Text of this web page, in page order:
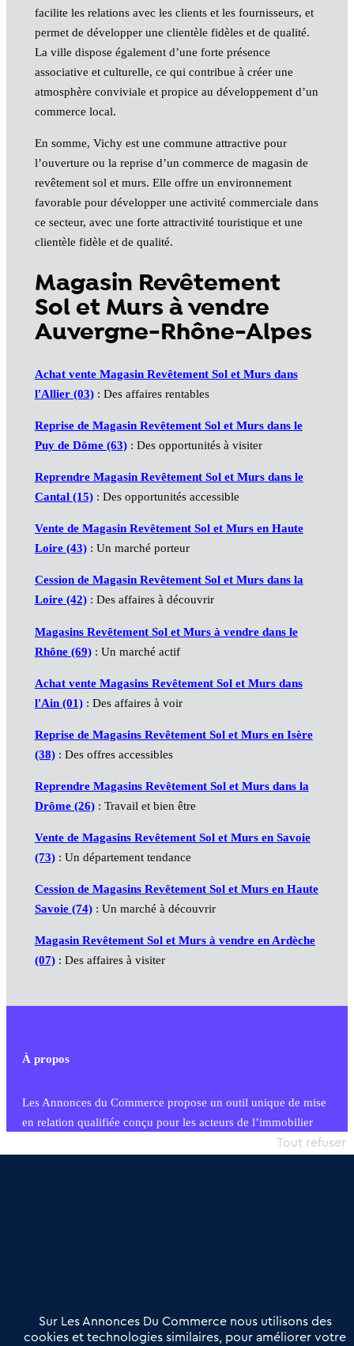
facilite les relations avec les clients et les fournisseurs, et
permet de développer une clientèle fidèles et de qualité.
La ville dispose également d’une forte présence
associative et culturelle, ce qui contribue à créer une
atmosphère conviviale et propice au développement d’un
commerce local.
En somme, Vichy est une commune attractive pour
l’ouverture ou la reprise d’un commerce de magasin de
revêtement sol et murs. Elle offre un environnement
favorable pour développer une activité commerciale dans
ce secteur, avec une forte attractivité touristique et une
clientèle fidèle et de qualité.
Magasin Revêtement
Sol et Murs à vendre
Auvergne-Rhône-Alpes
Achat vente Magasin Revêtement Sol et Murs dans
l'Allier (03): Des affaires rentables
Reprise de Magasin Revêtement Sol et Murs dans le
Puy de Dôme (63): Des opportunités à visiter
Reprendre Magasin Revêtement Sol et Murs dans le
Cantal (15): Des opportunités accessible
Vente de Magasin Revêtement Sol et Murs en Haute
Loire (43): Un marché porteur
Cession de Magasin Revêtement Sol et Murs dans la
Loire (42): Des affaires à découvrir
Magasins Revêtement Sol et Murs à vendre dans le
Rhône (69): Un marché actif
Achat vente Magasins Revêtement Sol et Murs dans
l'Ain (01): Des affaires à voir
Reprise de Magasins Revêtement Sol et Murs en Isère
(38): Des offres accessibles
Reprendre Magasins Revêtement Sol et Murs dans la
Drôme (26): Travail et bien être
Vente de Magasins Revêtement Sol et Murs en Savoie
(73): Un département tendance
Cession de Magasins Revêtement Sol et Murs en Haute
Savoie (74): Un marché à découvrir
Magasin Revêtement Sol et Murs à vendre en Ardèche
(07): Des affaires à visiter
À propos
Les Annonces du Commerce propose un outil unique de mise
en relation qualifiée conçu pour les acteurs de l’immobilier
commercial et les collectivités territoriales, simple et intégrant
Offres Pro
Actualités
Qui sommes nous ?
Sur Les Annonces Du Commerce nous utilisons des
cookies et technologies similaires, pour améliorer votre
Tout refuser